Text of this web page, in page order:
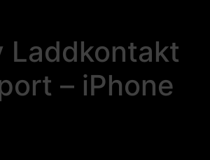
Laddkontakt
– iPhone